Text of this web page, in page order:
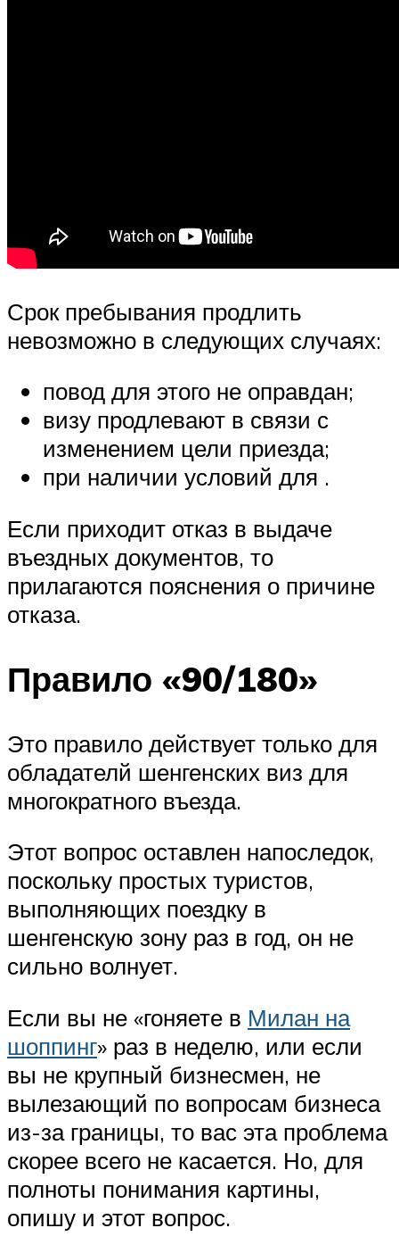
Срок пребывания продлить
невозможно в следующих случаях:
повод для этого не оправдан;
визу продлевают в связи с
изменением цели приезда;
при наличии условий для .
Если приходит отказ в выдаче
въездных документов, то
прилагаются пояснения о причине
отказа.
Правило «90/180»
Это правило действует только для
обладателй шенгенских виз для
многократного въезда.
Этот вопрос оставлен напоследок,
поскольку простых туристов,
выполняющих поездку в
шенгенскую зону раз в год, он не
сильно волнует.
Если вы не «гоняете в Милан на
шоппинг» раз в неделю, или если
вы не крупный бизнесмен, не
вылезающий по вопросам бизнеса
из-за границы, то вас эта проблема
скорее всего не касается. Но, для
полноты понимания картины,
опишу и этот вопрос.